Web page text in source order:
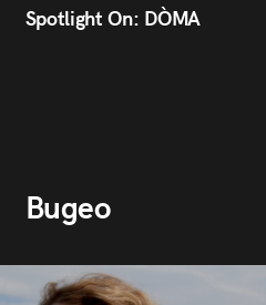
Spotlight On: DÒMA
Видео